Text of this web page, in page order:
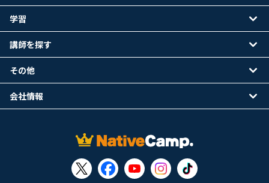
学習
講師を探す
その他
会社情報